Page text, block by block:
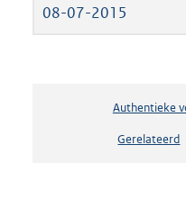
08-07-2015
Authentieke
Gerelateerd